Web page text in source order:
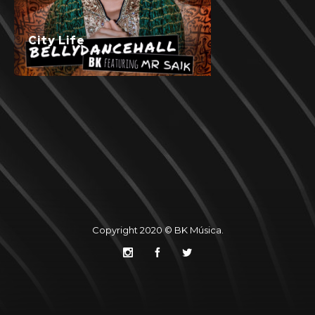
City Life
Copyright 2020 © BK Música.